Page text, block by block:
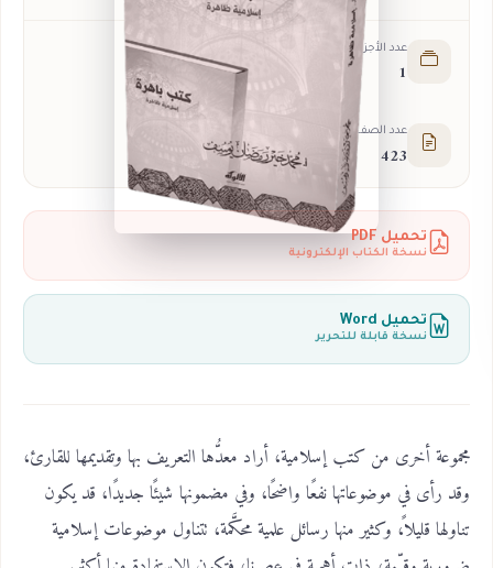
عدد الأجزاء
1
عدد الصفحات
423
تحميل PDF
نسخة الكتاب الإلكترونية
تحميل Word
نسخة قابلة للتحرير
مجموعة أخرى من كتب إسلامية، أراد معدُّها التعريف بها وتقديمها للقارئ،
وقد رأى في موضوعاتها نفعًا واضحًا، وفي مضمونها شيئًا جديدًا، قد يكون
تناولها قليلاً، وكثير منها رسائل علمية محكَّمة، تتناول موضوعات إسلامية